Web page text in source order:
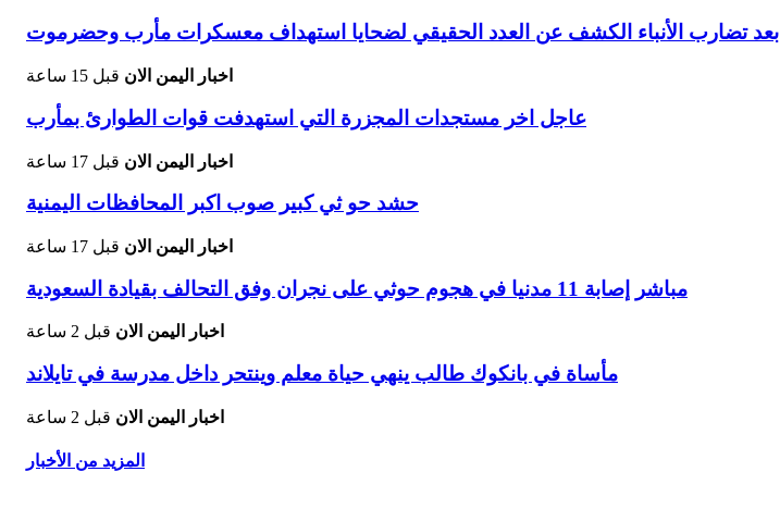
بعد تضارب الأنباء الكشف عن العدد الحقيقي لضحايا استهداف معسكرات مأرب وحضرموت
اخبار اليمن الان قبل 15 ساعة
عاجل اخر مستجدات المجزرة التي استهدفت قوات الطوارئ بمأرب
اخبار اليمن الان قبل 17 ساعة
حشد حو ثي كبير صوب اكبر المحافظات اليمنية
اخبار اليمن الان قبل 17 ساعة
مباشر إصابة 11 مدنيا في هجوم حوثي على نجران وفق التحالف بقيادة السعودية
اخبار اليمن الان قبل 2 ساعة
مأساة في بانكوك طالب ينهي حياة معلم وينتحر داخل مدرسة في تايلاند
اخبار اليمن الان قبل 2 ساعة
المزيد من الأخبار